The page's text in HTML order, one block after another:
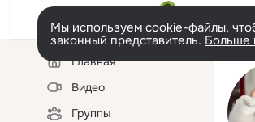
Мы используем cookie-файлы,
законный представитель. Больше
Левая
колонкаГлавная
Видео
Группы